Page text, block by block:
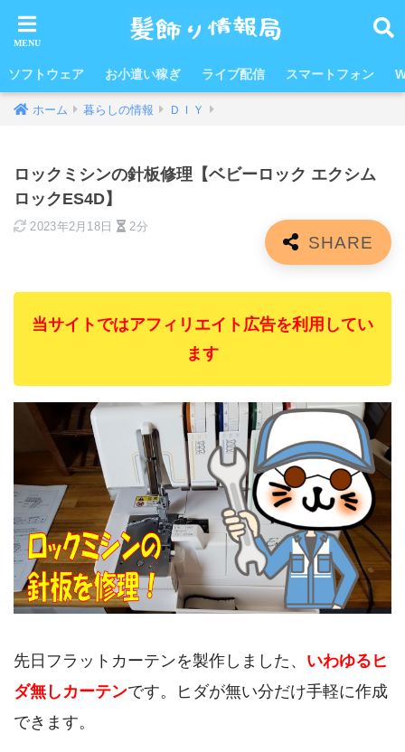
ソフトウェア お小遣い稼ぎ ライブ配信 スマートフォン
ホーム 暮らしの情報 ＤＩＹ
ロックミシンの針板修理【ベビーロック エクシム
ロックES4D】
2023年2月18日 2分
当サイトではアフィリエイト広告を利用してい
ます
先日フラットカーテンを製作しました、 いわゆるヒ
ダ無しカーテンです。ヒダが無い分だけ手軽に作成
できます。